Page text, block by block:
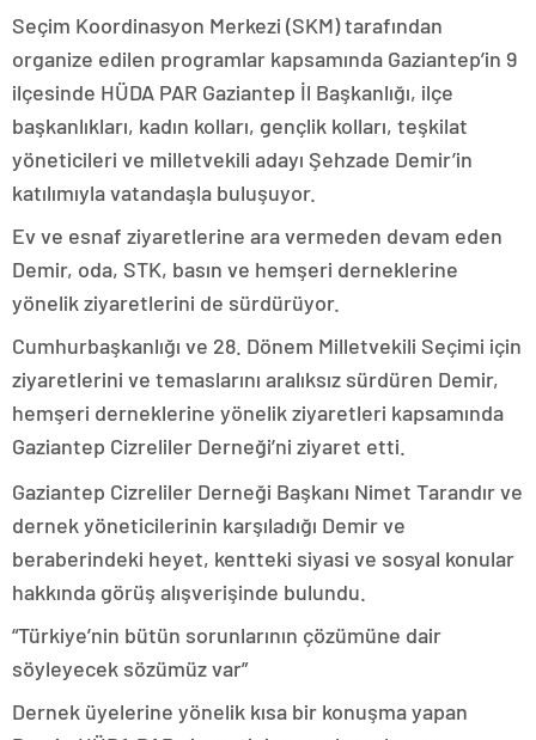
Seçim Koordinasyon Merkezi (SKM) tarafından
organize edilen programlar kapsamında Gaziantep’in 9
ilçesinde HÜDA PAR Gaziantep İl Başkanlığı, ilçe
başkanlıkları, kadın kolları, gençlik kolları, teşkilat
yöneticileri ve milletvekili adayı Şehzade Demir’in
katılımıyla vatandaşla buluşuyor.
Ev ve esnaf ziyaretlerine ara vermeden devam eden
Demir, oda, STK, basın ve hemşeri derneklerine
yönelik ziyaretlerini de sürdürüyor.
Cumhurbaşkanlığı ve 28. Dönem Milletvekili Seçimi için
ziyaretlerini ve temaslarını aralıksız sürdüren Demir,
hemşeri derneklerine yönelik ziyaretleri kapsamında
Gaziantep Cizreliler Derneği’ni ziyaret etti.
Gaziantep Cizreliler Derneği Başkanı Nimet Tarandır ve
dernek yöneticilerinin karşıladığı Demir ve
beraberindeki heyet, kentteki siyasi ve sosyal konular
hakkında görüş alışverişinde bulundu.
“Türkiye’nin bütün sorunlarının çözümüne dair
söyleyecek sözümüz var”
Dernek üyelerine yönelik kısa bir konuşma yapan